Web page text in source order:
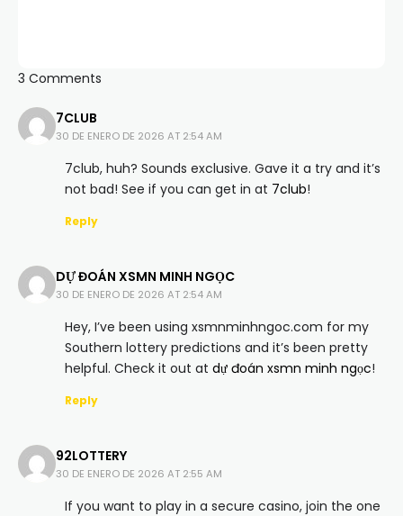
3 Comments
7CLUB
30 DE ENERO DE 2026 AT 2:54 AM
7club, huh? Sounds exclusive. Gave it a try and it’s
not bad! See if you can get in at 7club!
Reply
DỰ ĐOÁN XSMN MINH NGỌC
30 DE ENERO DE 2026 AT 2:54 AM
Hey, I’ve been using xsmnminhngoc.com for my
Southern lottery predictions and it’s been pretty
helpful. Check it out at dự đoán xsmn minh ngọc!
Reply
92LOTTERY
30 DE ENERO DE 2026 AT 2:55 AM
If you want to play in a secure casino, join the one